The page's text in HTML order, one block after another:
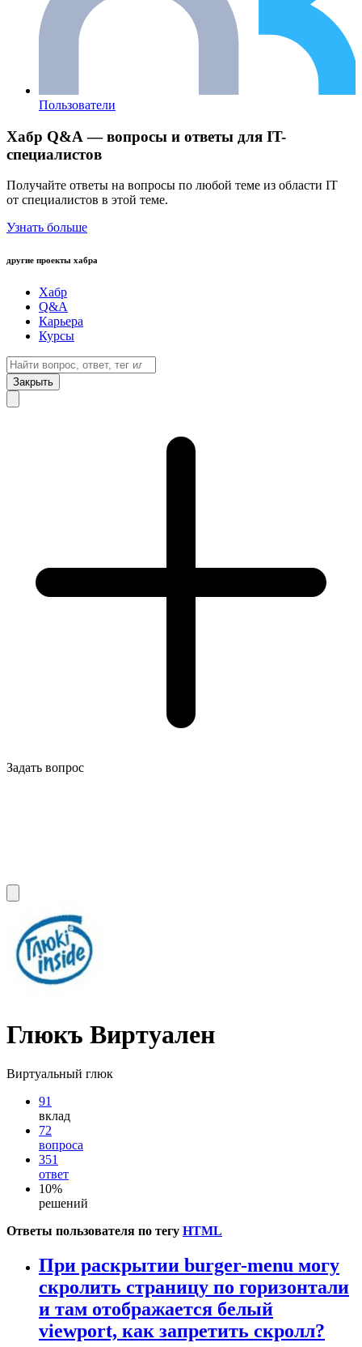
Пользователи
Хабр Q&A — вопросы и ответы для IT-
специалистов
Получайте ответы на вопросы по любой теме из области IT
от специалистов в этой теме.
Узнать больше
другие проекты хабра
Хабр
Q&A
Карьера
Курсы
Закрыть
Задать вопрос
Глюкъ Виртуален
Виртуальный глюк
91
вклад
72
вопроса
351
ответ
10%
решений
Ответы пользователя по тегу HTML
При раскрытии burger-menu могу
скролить страницу по горизонтали
и там отображается белый
viewport, как запретить скролл?